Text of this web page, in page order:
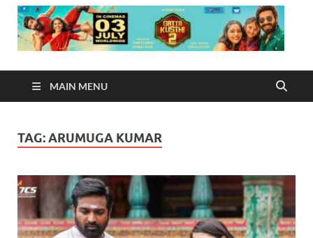
MAIN MENU
TAG:ARUMUGA KUMAR